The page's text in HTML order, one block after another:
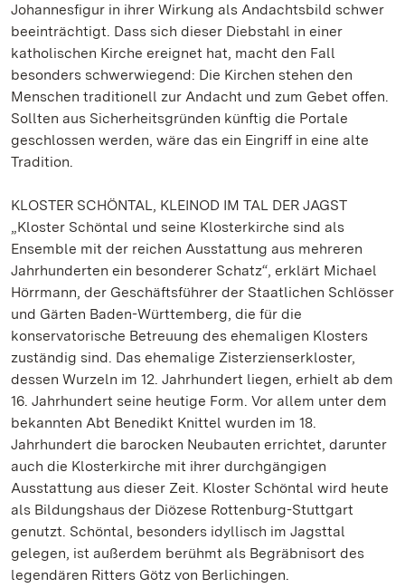
Johannesfigur in ihrer Wirkung als Andachtsbild schwer
beeinträchtigt. Dass sich dieser Diebstahl in einer
katholischen Kirche ereignet hat, macht den Fall
besonders schwerwiegend: Die Kirchen stehen den
Menschen traditionell zur Andacht und zum Gebet offen.
Sollten aus Sicherheitsgründen künftig die Portale
geschlossen werden, wäre das ein Eingriff in eine alte
Tradition.
KLOSTER SCHÖNTAL, KLEINOD IM TAL DER JAGST
„Kloster Schöntal und seine Klosterkirche sind als
Ensemble mit der reichen Ausstattung aus mehreren
Jahrhunderten ein besonderer Schatz“, erklärt Michael
Hörrmann, der Geschäftsführer der Staatlichen Schlösser
und Gärten Baden-Württemberg, die für die
konservatorische Betreuung des ehemaligen Klosters
zuständig sind. Das ehemalige Zisterzienserkloster,
dessen Wurzeln im 12. Jahrhundert liegen, erhielt ab dem
16. Jahrhundert seine heutige Form. Vor allem unter dem
bekannten Abt Benedikt Knittel wurden im 18.
Jahrhundert die barocken Neubauten errichtet, darunter
auch die Klosterkirche mit ihrer durchgängigen
Ausstattung aus dieser Zeit. Kloster Schöntal wird heute
als Bildungshaus der Diözese Rottenburg-Stuttgart
genutzt. Schöntal, besonders idyllisch im Jagsttal
gelegen, ist außerdem berühmt als Begräbnisort des
legendären Ritters Götz von Berlichingen.